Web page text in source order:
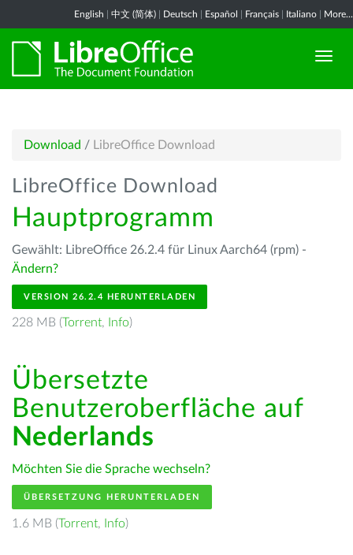
English 中文 (简体) Deutsch Español Français Italiano More...
Download / LibreOffice Download
LibreOffice Download
Hauptprogramm
Gewählt: LibreOffice 26.2.4 für Linux Aarch64 (rpm) -
Ändern?
VERSION 26.2.4 HERUNTERLADEN
228 MB (Torrent, Info)
Übersetzte
Benutzeroberfläche auf
Nederlands
Möchten Sie die Sprache wechseln?
ÜBERSETZUNG HERUNTERLADEN
1.6 MB (Torrent, Info)